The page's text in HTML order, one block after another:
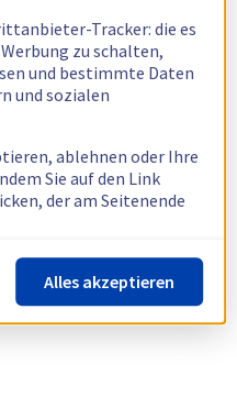
Tracker: die es
zu schalten,
und bestimmte Daten
und sozialen
ablehnen oder Ihre
Sie auf den Link
der am Seitenende
Sie in unsererRichtlinie
Alles akzeptieren